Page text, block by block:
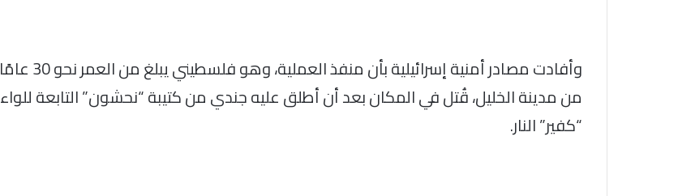
وأفادت مصادر أمنية إسرائيلية بأن منفذ العملية، وهو فلسطيني يبلغ من العمر نحو 30 عامًا
من مدينة الخليل، قُتل في المكان بعد أن أطلق عليه جندي من كتيبة “نحشون” التابعة للواء
“كفير” النار.